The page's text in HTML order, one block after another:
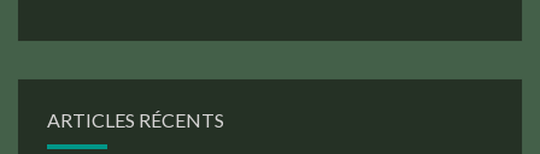
ARTICLES RÉCENTS